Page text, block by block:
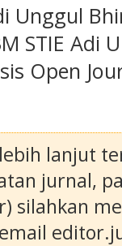
Unggul
STIE Adi
Open
lanjut
jurnal,
silahkan